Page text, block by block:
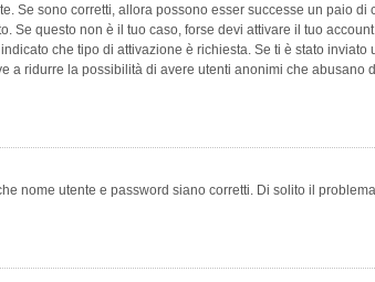
Se sono corretti, allora possono esser successe un paio
questo non è il tuo caso, forse devi attivare il tuo
che tipo di attivazione è richiesta. Se ti è stato
a ridurre la possibilità di avere utenti anonimi che
nome utente e password siano corretti. Di solito il